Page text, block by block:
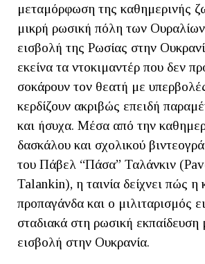
μεταμόρφωση της καθημερινής
μικρή ρωσική πόλη των
εισβολή της Ρωσίας στην
εκείνα τα ντοκιμαντέρ που δεν
σοκάρουν τον θεατή με
κερδίζουν ακριβώς επειδή
και ήσυχα. Μέσα από την
δασκάλου και σχολικού
του Πάβελ “Πάσα” Ταλάνκιν
Talankin), η ταινία δείχνει πώς η
προπαγάνδα και ο μιλιταρισμός
σταδιακά στη ρωσική εκπαίδευση
εισβολή στην Ουκρανία.